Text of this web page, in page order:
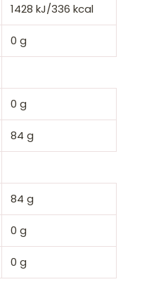
1428 kJ/336 kcal
0 g
0 g
84 g
84 g
0 g
0 g